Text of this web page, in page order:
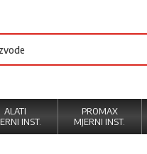
ALATI
INST.
PROMAX
MJERNI INST.